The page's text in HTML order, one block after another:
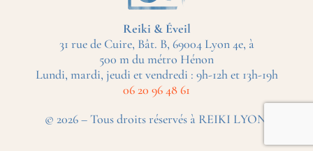
Reiki & Éveil
31 rue de Cuire, Bât. B, 69004 Lyon 4e, à
500 m du métro Hénon
Lundi, mardi, jeudi et vendredi : 9h-12het 13h-19h
06 20 96 48 61
© 2026 – Tous droits réservés à REIKI LYON.